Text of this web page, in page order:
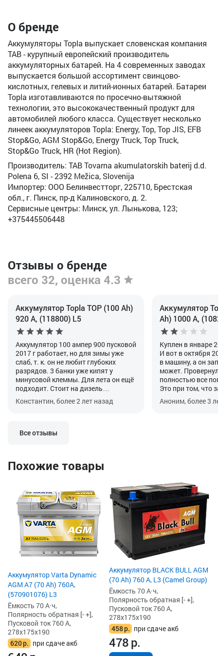
О бренде
Аккумуляторы Topla выпускает словенская компания
TAB - курупный европейский производитель
аккумуляторных батарей. На 4 современных заводах
выпускается большой ассортимент свинцово-
кислотных, гелевых и литий-ионных батарей. Батареи
Topla изготавливаются по просечно-вытяжной
технологии, это высококачественный продукт для
автомобилей любого класса. Существует несколько
линеек аккумуляторов Topla: Energy, Top, Top JIS, EFB
Stop&Go, AGM Stop&Go, Energy Truck, Top Truck,
Stop&Go Truck, HR (Hot Region).
Производитель: TAB Tovarna akumulatorskih baterij d.d.
Polena 6, SI - 2392 Mežica, Slovenija
Импортер: ООО Белинвестторг, 225710, Брестская
обл., г. Пинск, пр-д Калиновского, д. 2.
Сервисные центры: Минск, ул. Лынькова, 123;
+375445506448
Отзывы о бренде
всего 32, оценка 4.3
Аккумулятор Topla TOP (100 Ah)
920 А, (118800) L5
Аккумулятор 100 ампер 900 пусковой
2017 г работает, но для зимы уже
слаб, т. к. он не любит глубоких
разрядов. 3 банки уже кипят у
минусовой клеммы. Для лета он ещё
подходит. Стоит на дизель
автомобиль Мерседес спринтер
2001г. Гарантия была, когда
зарядку домашнюю, чтоб работал на
Константин, более 2 лет назад
Аккумулятор
Ah) 1000 А,
Куплен в январе
И вот в октября
в машину, а он
может.
полностью все
Это при том, что
генератора
вольтметром,
Но оставил на
поддержки.
запустить авто.
Сдать по
потерялся
он неладен.
Аноним, более 3
Все отзывы
Похожие товары
Аккумулятор Varta Dynamic
AGM A7 (70 Ah) 760A,
(570901076) L3
Ёмкость 70 А·ч,
Полярность обратная [- +],
Пусковой ток 760 А,
278x175x190
620р. при сдаче акб
Аккумулятор BLACK BULL AGM
(70 Ah) 760 А, L3 (Camel Group)
Ёмкость 70 А·ч,
Полярность обратная [- +],
Пусковой ток 760 А,
278x175x190
458р. при сдаче акб
478р.